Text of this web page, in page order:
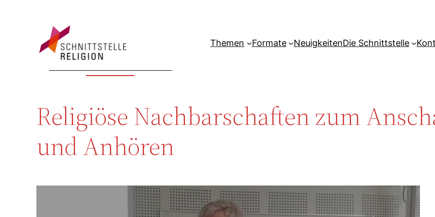
Themen Formate NeuigkeitenDie Schnittstelle
Religiöse Nachbarschaften zum
und Anhören